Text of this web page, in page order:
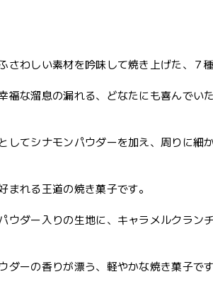
わしい素材を吟味して焼き上げた、７
な溜息の漏れる、どなたにも喜んでい
てシナモンパウダーを加え、周りに細
れる王道の焼き菓子です。
ダー入りの生地に、キャラメルクラン
ーの香りが漂う、軽やかな焼き菓子です